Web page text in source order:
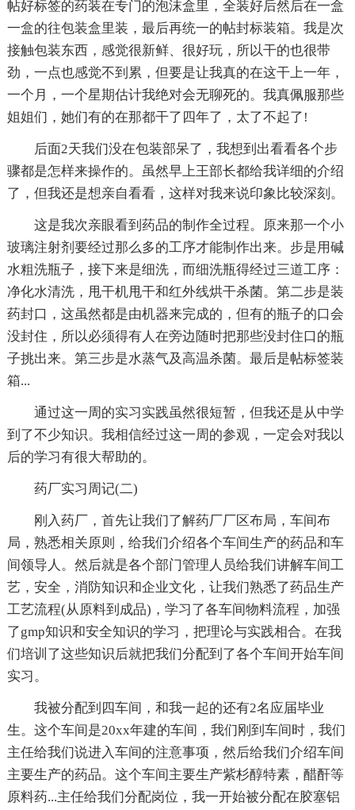
帖好标签的药装在专门的泡沫盒里，全装好后然后在一盒
一盒的往包装盒里装，最后再统一的帖封标装箱。我是次
接触包装东西，感觉很新鲜、很好玩，所以干的也很带
劲，一点也感觉不到累，但要是让我真的在这干上一年，
一个月，一个星期估计我绝对会无聊死的。我真佩服那些
姐姐们，她们有的在那都干了四年了，太了不起了!
后面2天我们没在包装部呆了，我想到出看看各个步
骤都是怎样来操作的。虽然早上王部长都给我详细的介绍
了，但我还是想亲自看看，这样对我来说印象比较深刻。
这是我次亲眼看到药品的制作全过程。原来那一个小
玻璃注射剂要经过那么多的工序才能制作出来。步是用碱
水粗洗瓶子，接下来是细洗，而细洗瓶得经过三道工序：
净化水清洗，甩干机甩干和红外线烘干杀菌。第二步是装
药封口，这虽然都是由机器来完成的，但有的瓶子的口会
没封住，所以必须得有人在旁边随时把那些没封住口的瓶
子挑出来。第三步是水蒸气及高温杀菌。最后是帖标签装
箱...
通过这一周的实习实践虽然很短暂，但我还是从中学
到了不少知识。我相信经过这一周的参观，一定会对我以
后的学习有很大帮助的。
药厂实习周记(二)
刚入药厂，首先让我们了解药厂厂区布局，车间布
局，熟悉相关原则，给我们介绍各个车间生产的药品和车
间领导人。然后就是各个部门管理人员给我们讲解车间工
艺，安全，消防知识和企业文化，让我们熟悉了药品生产
工艺流程(从原料到成品)，学习了各车间物料流程，加强
了gmp知识和安全知识的学习，把理论与实践相合。在我
们培训了这些知识后就把我们分配到了各个车间开始车间
实习。
我被分配到四车间，和我一起的还有2名应届毕业
生。这个车间是20xx年建的车间，我们刚到车间时，我们
主任给我们说进入车间的注意事项，然后给我们介绍车间
主要生产的药品。这个车间主要生产紫杉醇特素，醋酐等
原料药...主任给我们分配岗位，我一开始被分配在胶塞铝